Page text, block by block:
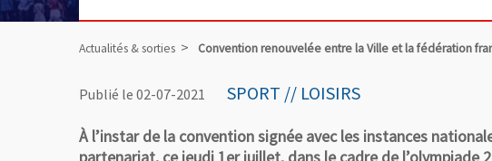
Actualités & sorties Convention renouvelée entre la Ville et la fédération
Publié le 02-07-2021 SPORT // LOISIRS
À l’instar de la convention signée avec les instances